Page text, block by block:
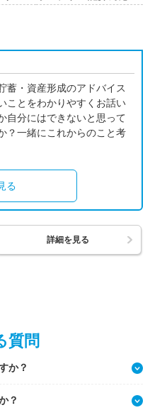
蓄・資産形成のアドバイス
ことをわかりやすくお話い
自分にはできないと思って
？一緒にこれからのこと考
る
詳細を見る
質問
か？
？